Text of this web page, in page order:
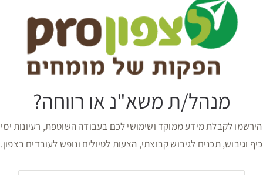
מנהל/ת משא"נ או רווחה?
הירשמו לקבלת מידע ממוקד ושימושי לכם בעבודה השוטפת, רעיונות ימי
כיף וגיבוש, תכנים לגיבוש קבוצתי, הצעות לטיולים ונופש לעובדים בצפון.